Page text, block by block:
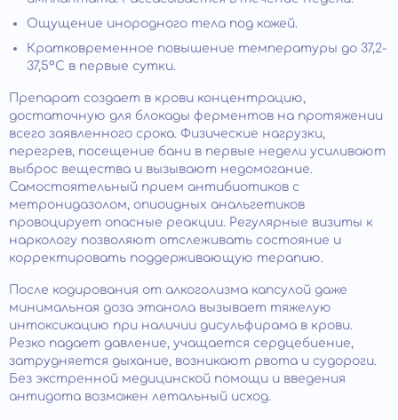
Ощущение инородного тела под кожей.
Кратковременное повышение температуры до 37,2-
37,5°C в первые сутки.​
Препарат создает в крови концентрацию,
достаточную для блокады ферментов на протяжении
всего заявленного срока. Физические нагрузки,
перегрев, посещение бани в первые недели усиливают
выброс вещества и вызывают недомогание.
Самостоятельный прием антибиотиков с
метронидазолом, опиоидных анальгетиков
провоцирует опасные реакции. Регулярные визиты к
наркологу позволяют отслеживать состояние и
корректировать поддерживающую терапию.
После кодирования от алкоголизма капсулой даже
минимальная доза этанола вызывает тяжелую
интоксикацию при наличии дисульфирама в крови.
Резко падает давление, учащается сердцебиение,
затрудняется дыхание, возникают рвота и судороги.
Без экстренной медицинской помощи и введения
антидота возможен летальный исход.